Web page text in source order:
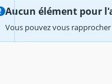
Aucun élément pour
Vous pouvez vous